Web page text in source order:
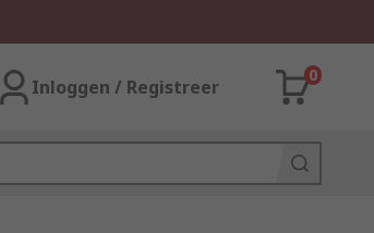
Inloggen / Registreer
0